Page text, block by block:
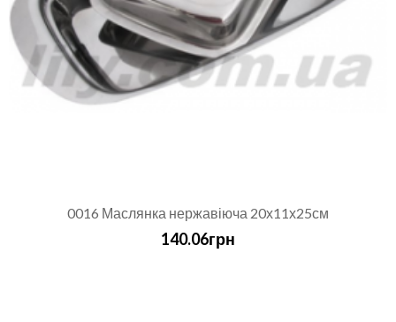
0016 Маслянка нержавіюча 20х11х25см
140.06грн